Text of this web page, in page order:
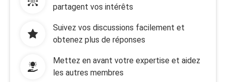
partagent vos intérêts
Suivez vos discussions facilement et
obtenez plus de réponses
Mettez en avant votre expertise et aidez
les autres membres